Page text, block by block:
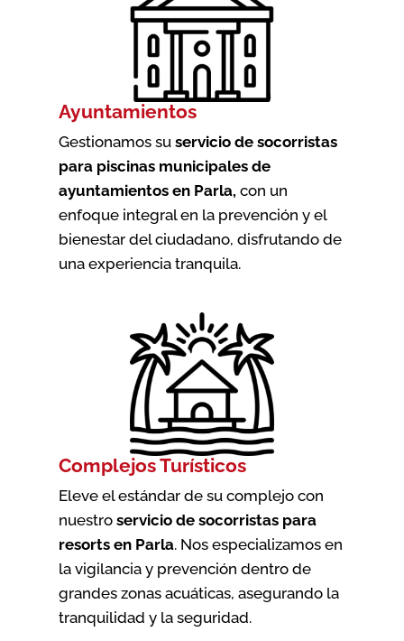
Ayuntamientos
Gestionamos su servicio de socorristas
para piscinas municipales de
ayuntamientos en Parla, con un
enfoque integral en la prevención y el
bienestar del ciudadano, disfrutando de
una experiencia tranquila.
Complejos Turísticos
Eleve el estándar de su complejo con
nuestro servicio de socorristas para
resorts en Parla. Nos especializamos en
la vigilancia y prevención dentro de
grandes zonas acuáticas, asegurando la
tranquilidad y la seguridad.